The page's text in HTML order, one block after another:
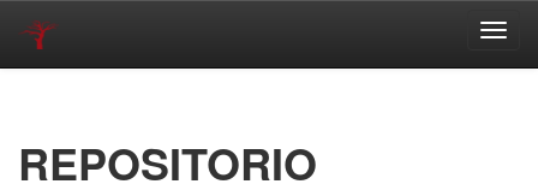
REPOSITORIO